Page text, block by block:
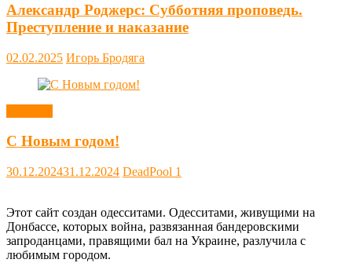
Александр Роджерс: Субботняя проповедь.
Преступление и наказание
02.02.2025 Игорь Бродяга
С Новым годом!
30.12.202431.12.2024 DeadPool 1
Этот сайт создан одесситами. Одесситами, живущими на
Донбассе, которых война, развязанная бандеровскими
запроданцами, правящими бал на Украине, разлучила с
любимым городом.